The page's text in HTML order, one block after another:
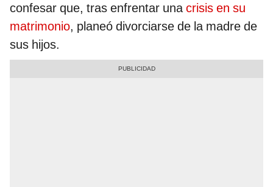
confesar que, tras enfrentar unacrisis en su
matrimonio, planeó divorciarse de la madre de
sus hijos.